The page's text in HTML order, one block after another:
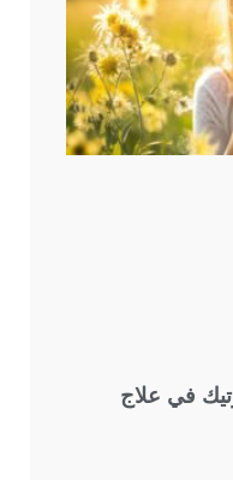
في علاج